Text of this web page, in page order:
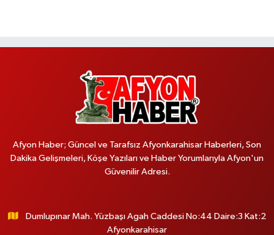
Afyon Haber; Güncel ve Tarafsız Afyonkarahisar Haberleri, Son
Dakika Gelişmeleri, Köşe Yazıları ve Haber Yorumlarıyla Afyon'un
Güvenilir Adresi.
Dumlupınar Mah. Yüzbaşı Agah Caddesi No:44 Daire:3 Kat:2
Afyonkarahisar